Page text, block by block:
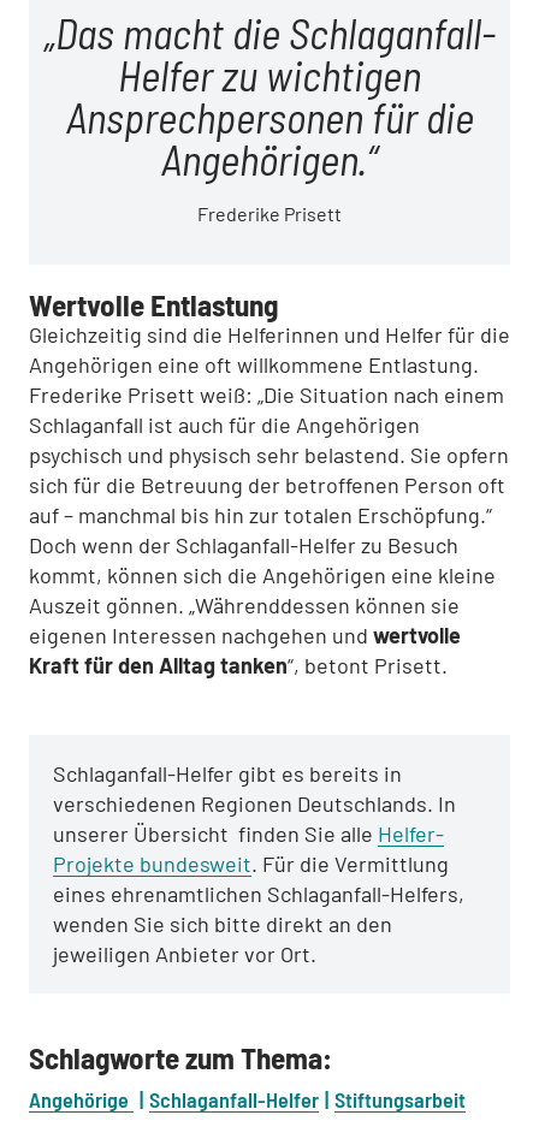
Das macht die Schlaganfall-
Helfer zu wichtigen
Ansprechpersonen für die
Angehörigen.
Frederike Prisett
Wertvolle Entlastung
Gleichzeitig sind die Helferinnen und Helfer für die
Angehörigen eine oft willkommene Entlastung.
Frederike Prisett weiß: „Die Situation nach einem
Schlaganfall ist auch für die Angehörigen
psychisch und physisch sehr belastend. Sie opfern
sich für die Betreuung der betroffenen Person oft
auf – manchmal bis hin zur totalen Erschöpfung.“
Doch wenn der Schlaganfall-Helfer zu Besuch
kommt, können sich die Angehörigen eine kleine
Auszeit gönnen. „Währenddessen können sie
eigenen Interessen nachgehen und wertvolle
Kraft für den Alltag tanken“, betont Prisett.
Schlaganfall-Helfer gibt es bereits in
verschiedenen Regionen Deutschlands. In
unserer Übersicht finden Sie alle Helfer-
Projekte bundesweit. Für die Vermittlung
eines ehrenamtlichen Schlaganfall-Helfers,
wenden Sie sich bitte direkt an den
jeweiligen Anbieter vor Ort.
Schlagworte zum Thema:
Angehörige Schlaganfall-Helfer Stiftungsarbeit